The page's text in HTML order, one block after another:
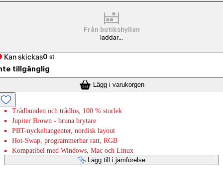
Från butikshyllan
laddar...
Kan skickas0 st
tillgänglig
Lägg i varukorgen
Trådbunden och trådlös, 100 % storlek
Jupiter Brown - bruna brytare
PBT-nyckeltangenter, nordisk layout
Hot-Swap, programmerbar ratt, RGB
Kompatibel med Windows, Mac och Linux
Lägg till i jämförelse